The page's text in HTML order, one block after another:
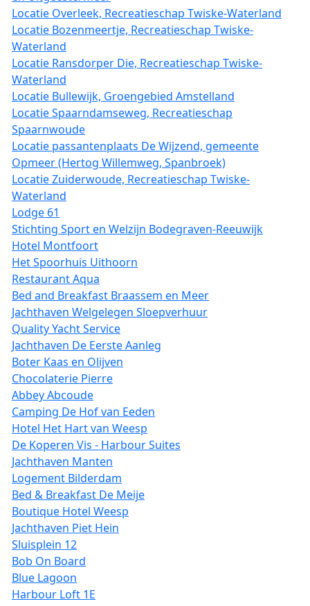
Locatie Overleek, Recreatieschap Twiske-Waterland
Locatie Bozenmeertje, Recreatieschap Twiske-
Waterland
Locatie Ransdorper Die, Recreatieschap Twiske-
Waterland
Locatie Bullewijk, Groengebied Amstelland
Locatie Spaarndamseweg, Recreatieschap
Spaarnwoude
Locatie passantenplaats De Wijzend, gemeente
Opmeer (Hertog Willemweg, Spanbroek)
Locatie Zuiderwoude, Recreatieschap Twiske-
Waterland
Lodge 61
Stichting Sport en Welzijn Bodegraven-Reeuwijk
Hotel Montfoort
Het Spoorhuis Uithoorn
Restaurant Aqua
Bed and Breakfast Braassem en Meer
Jachthaven Welgelegen Sloepverhuur
Quality Yacht Service
Jachthaven De Eerste Aanleg
Boter Kaas en Olijven
Chocolaterie Pierre
Abbey Abcoude
Camping De Hof van Eeden
Hotel Het Hart van Weesp
De Koperen Vis - Harbour Suites
Jachthaven Manten
Logement Bilderdam
Bed & Breakfast De Meije
Boutique Hotel Weesp
Jachthaven Piet Hein
Sluisplein 12
Bob On Board
Blue Lagoon
Harbour Loft 1E